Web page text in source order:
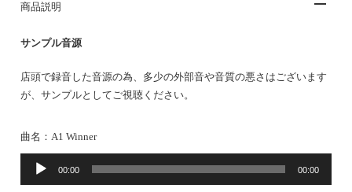
商品説明
サンプル音源
店頭で録音した音源の為、多少の外部音や音質の悪さはございます
が、サンプルとしてご視聴ください。
曲名：A1 Winner
音
00:00 00:00